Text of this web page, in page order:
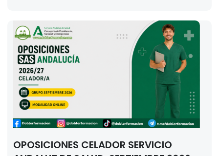
OPOSICIONES CELADOR SERVICIO